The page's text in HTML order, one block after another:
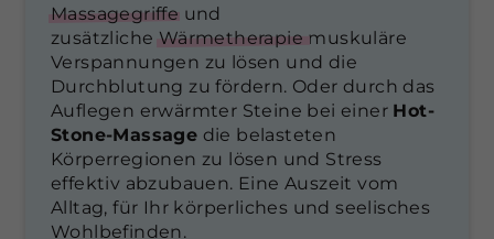
Massagegriffe und
zusätzliche Wärmetherapie muskuläre
Verspannungen zu lösen und die
Durchblutung zu fördern. Oder durch das
Auflegen erwärmter Steine bei einer Hot-
Stone-Massage die belasteten
Körperregionen zu lösen und Stress
effektiv abzubauen. Eine Auszeit vom
Alltag, für Ihr körperliches und seelisches
Wohlbefinden.